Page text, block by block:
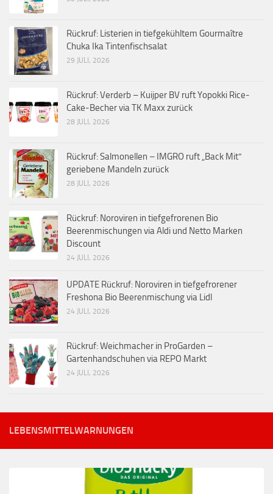
Rückruf: Listerien in tiefgekühltem Gourmaître
Chuka Ika Tintenfischsalat
29 JULI, 2026
Rückruf: Verderb – Kuijper BV ruft Yopokki Rice-
Cake-Becher via TK Maxx zurück
28 JULI, 2026
Rückruf: Salmonellen – IMGRO ruft „Back Mit“
geriebene Mandeln zurück
28 JULI, 2026
Rückruf: Noroviren in tiefgefrorenen Bio
Beerenmischungen via Aldi und Netto Marken
Discount
24 JULI, 2026
UPDATE Rückruf: Noroviren in tiefgefrorener
Freshona Bio Beerenmischung via Lidl
24 JULI, 2026
Rückruf: Weichmacher in ProGarden –
Gartenhandschuhen via REPO Markt
24 JULI, 2026
LEBENSMITTELWARNUNGEN